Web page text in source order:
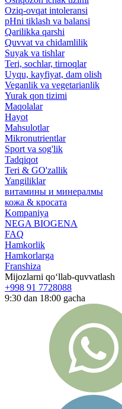
Oziq-ovqat intoleransi
pHni tiklash va balansi
Qarilikka qarshi
Quvvat va chidamlilik
Suyak va tishlar
Teri, sochlar, tirnoqlar
Uyqu, kayfiyat, dam olish
Veganlik va vegetarianlik
Yurak qon tizimi
Maqolalar
Hayot
Mahsulotlar
Mikronutrientlar
Sport va sog'lik
Tadqiqot
Teri & GO'zallik
Yangiliklar
витамины и минералмы
кожа & кросата
Kompaniya
NEGA BIOGENA
FAQ
Hamkorlik
Hamkorlarga
Franshiza
Mijozlarni qo‘llab-quvvatlash
+998 91 7728088
9:30 dan 18:00 gacha